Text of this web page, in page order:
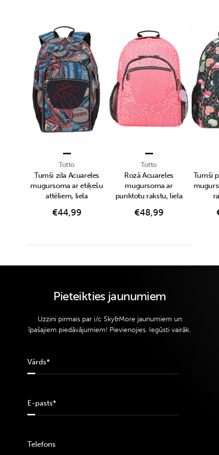
Totto
Tumši zila Acuareles
mugursoma ar etiķešu
attēliem, liela
€44,99
Totto
Rozā Acuareles
mugursoma ar
punktotu rakstu, liela
€48,99
Tumši
Pieteikties jaunumiem
Uzzini pirmais par i/c Sky&More jaunumiem un
īpašajiem piedāvājumiem! Pievienojies. Iegūsti vairāk.